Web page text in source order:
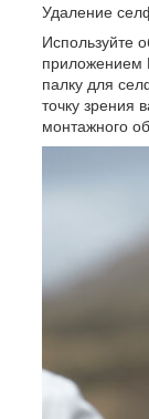
Удаление
Используйте
приложением
палку для
точку зрения
монтажного